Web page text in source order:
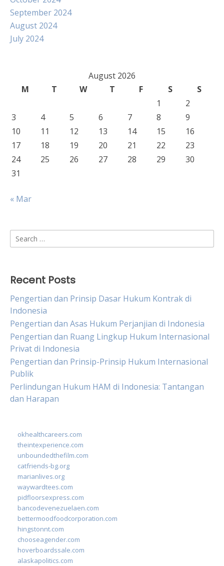
September 2024
August 2024
July 2024
August 2026
M
T W T F S
S
1
2
3
4 5 6 7 8
9
10
11 12 13 14 15
16
17
18 19 20 21 22
23
24
25 26 27 28 29
30
31
« Mar
Search
for:
Recent Posts
Pengertian dan Prinsip Dasar Hukum Kontrak di
Indonesia
Pengertian dan Asas Hukum Perjanjian di Indonesia
Pengertian dan Ruang Lingkup Hukum Internasional
Privat di Indonesia
Pengertian dan Prinsip-Prinsip Hukum Internasional
Publik
Perlindungan Hukum HAM di Indonesia: Tantangan
dan Harapan
okhealthcareers.com
theintexperience.com
unboundedthefilm.com
catfriends-bg.org
marianlives.org
waywardtees.com
pidfloorsexpress.com
bancodevenezuelaen.com
bettermoodfoodcorporation.com
hingstonnt.com
chooseagender.com
hoverboardssale.com
alaskapolitics.com